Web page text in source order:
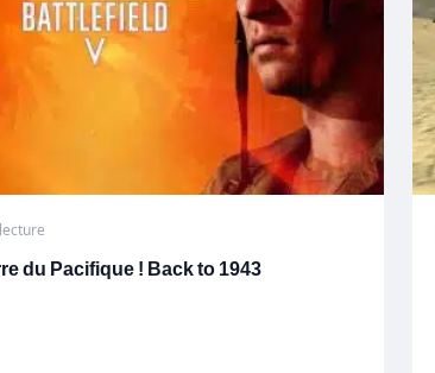
du Pacifique ! Back to 1943